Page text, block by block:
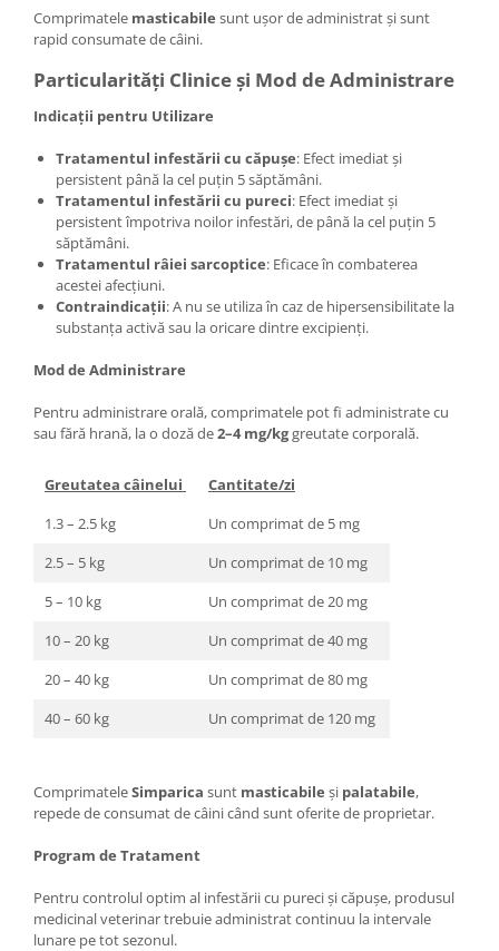
Comprimatele masticabile sunt ușor de administrat și sunt
rapid consumate de câini.
Particularități Clinice și Mod de Administrare
Indicații pentru Utilizare
Tratamentul infestării cu căpușe: Efect imediat și
persistent până la cel puțin 5 săptămâni.
Tratamentul infestării cu pureci: Efect imediat și
persistent împotriva noilor infestări, de până la cel puțin 5
săptămâni.
Tratamentul râiei sarcoptice: Eficace în combaterea
acestei afecțiuni.
Contraindicații: A nu se utiliza în caz de hipersensibilitate la
substanța activă sau la oricare dintre excipienți.
Mod de Administrare
Pentru administrare orală, comprimatele pot fi administrate cu
sau fără hrană, la o doză de2–4 mg/kggreutate corporală.
Greutatea câinelui
Cantitate/zi
1.3 – 2.5 kg
Un comprimat de 5 mg
2.5 – 5 kg
Un comprimat de 10 mg
5 – 10 kg
Un comprimat de 20 mg
10 – 20 kg
Un comprimat de 40 mg
20 – 40 kg
Un comprimat de 80 mg
40 – 60 kg
Un comprimat de 120 mg
ComprimateleSimparica sunt masticabile și palatabile,
repede de consumat de câini când sunt oferite de proprietar.
Program de Tratament
Pentru controlul optim al infestării cu pureci și căpușe, produsul
medicinal veterinar trebuie administrat continuu la intervale
lunare pe tot sezonul.